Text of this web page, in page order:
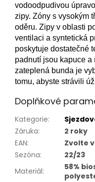
vodoodpudivou
zipy. Zóny s vysokým
oděru. Zipy v oblasti
ventilaci a syntetická
poskytuje dostatečné
padnutí jsou kapuce a
zateplená bunda je
tomu, abyste strávili
Doplňkové
Kategorie:
Záruka:
2 roky
EAN:
Zvolte
Sezóna:
22/23
Materiál:
58%